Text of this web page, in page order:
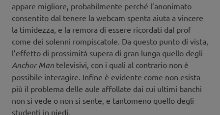
appare migliore, probabilmente perché l’anonimato
consentito dal tenere la webcam spenta aiuta a vincere
la timidezza, e la remora di essere ricordati dal prof
come dei solenni rompiscatole. Da questo punto di vista,
l’effetto di prossimità supera di gran lunga quello degli
Anchor Man televisivi, con i quali al contrario non è
possibile interagire. Infine è evidente come non esista
più il problema delle aule affollate dai cui ultimi banchi
non si vede o non si sente, e tantomeno quello degli
studenti in piedi.